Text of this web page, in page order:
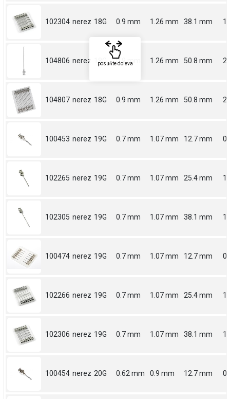
102304 nerez 18G 0.9 mm 1.26 mm 38.1 mm
104806 nerez 18G 0.9 mm 1.26 mm 50.8 mm 2
104807 nerez 18G 0.9 mm 1.26 mm 50.8 mm 2
100453 nerez 19G 0.7 mm 1.07 mm 12.7 mm
102265 nerez 19G 0.7 mm 1.07 mm 25.4 mm 1
102305 nerez 19G 0.7 mm 1.07 mm 38.1 mm
100474 nerez 19G 0.7 mm 1.07 mm 12.7 mm
102266 nerez 19G 0.7 mm 1.07 mm 25.4 mm 1
102306 nerez 19G 0.7 mm 1.07 mm 38.1 mm
100454 nerez 20G 0.62 mm 0.9 mm 12.7 mm
posuňte doleva